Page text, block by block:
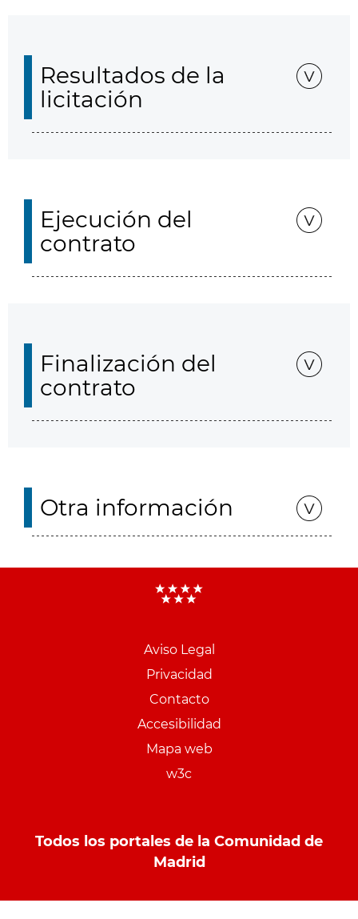
Resultados de la
licitación
Ejecución del
contrato
Finalización del
contrato
Otra información
Aviso Legal
Privacidad
Contacto
Accesibilidad
Mapa web
w3c
Todos los portales de la Comunidad de
Madrid